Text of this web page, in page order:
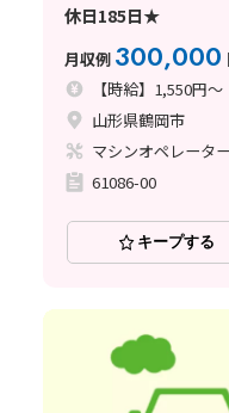
休日185日★
月収例 300,000
【時給】1,550円～
山形県鶴岡市
マシンオペレータ
61086-00
キープする